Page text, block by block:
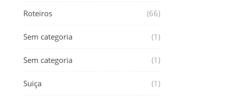
Roteiros (66)
Sem categoria (1)
Sem categoria (1)
Suiça (1)